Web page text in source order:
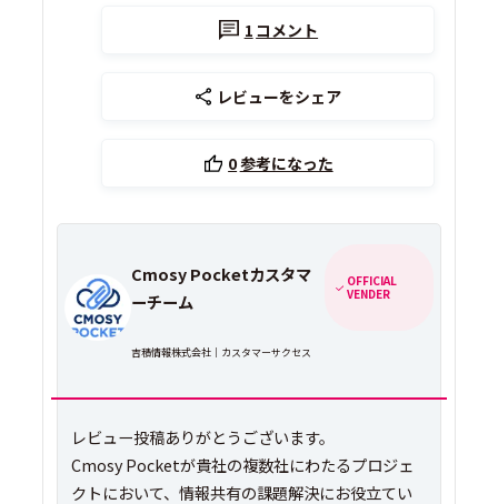
1 コメント
レビューをシェア
0参考になった
Cmosy Pocketカスタマ
ーチーム
OFFICIAL
VENDER
吉積情報株式会社｜カスタマーサクセス
レビュー投稿ありがとうございます。
Cmosy Pocketが貴社の複数社にわたるプロジェ
クトにおいて、情報共有の課題解決にお役立てい